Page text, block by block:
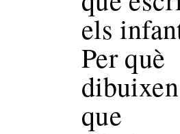
els
Per què
que